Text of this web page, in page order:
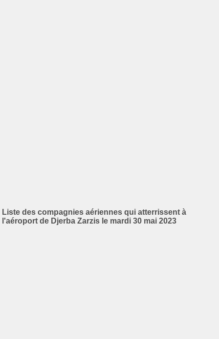
Liste des compagnies aériennes qui atterrissent à
l'aéroport de Djerba Zarzis le mardi 30 mai 2023